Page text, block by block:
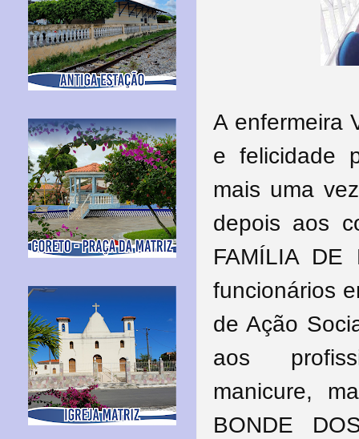
A enfermeira
e felicidade
mais uma
depois aos
FAMÍLIA DE
funcionários
de Ação
aos
manicure,
BONDE